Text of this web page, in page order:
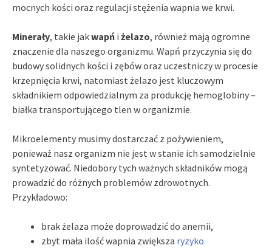
mocnych kości oraz regulacji stężenia wapnia we krwi.
Minerały, takie jakwapń i żelazo, również mają ogromne
znaczenie dla naszego organizmu. Wapń przyczynia się do
budowy solidnych kości i zębów oraz uczestniczy w procesie
krzepnięcia krwi, natomiast żelazo jest kluczowym
składnikiem odpowiedzialnym za produkcję hemoglobiny –
białka transportującego tlen w organizmie.
Mikroelementy musimy dostarczać z pożywieniem,
ponieważ nasz organizm nie jest w stanie ich samodzielnie
syntetyzować. Niedobory tych ważnych składników mogą
prowadzić do różnych problemów zdrowotnych.
Przykładowo:
brak żelaza może doprowadzić do anemii,
zbyt mała ilość wapnia zwiększa ryzyko